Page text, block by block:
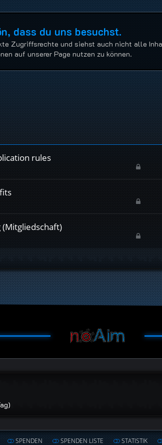
dass du uns besuchst.
Zugriffsrechte und siehst auch nicht alle
auf unserer Page nutzen zu können.
rules
SPENDEN SPENDEN LISTE STATISTIK